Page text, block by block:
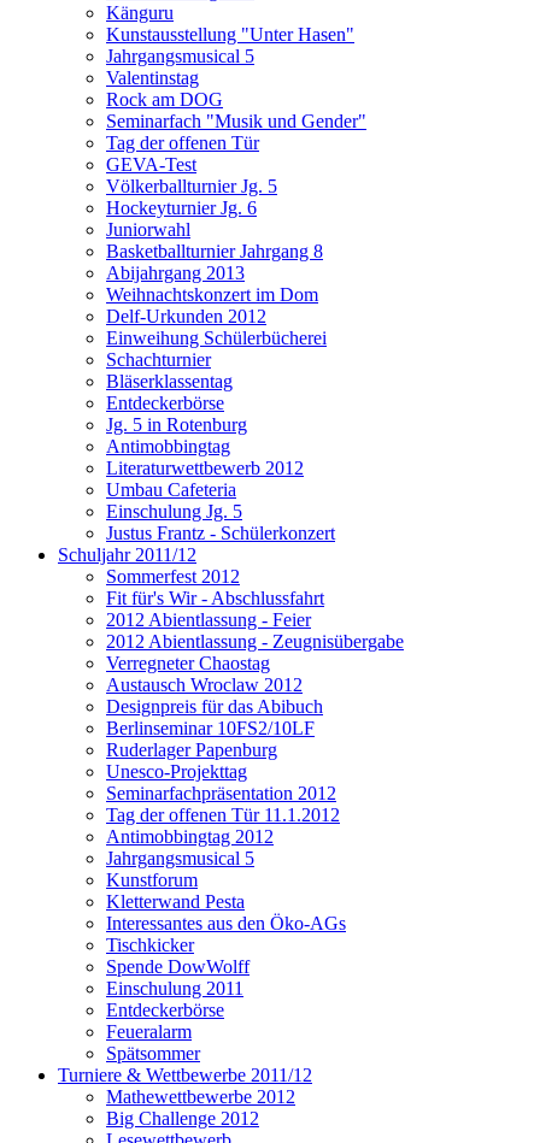
Känguru
Kunstausstellung "Unter Hasen"
Jahrgangsmusical 5
Valentinstag
Rock am DOG
Seminarfach "Musik und Gender"
Tag der offenen Tür
GEVA-Test
Völkerballturnier Jg. 5
Hockeyturnier Jg. 6
Juniorwahl
Basketballturnier Jahrgang 8
Abijahrgang 2013
Weihnachtskonzert im Dom
Delf-Urkunden 2012
Einweihung Schülerbücherei
Schachturnier
Bläserklassentag
Entdeckerbörse
Jg. 5 in Rotenburg
Antimobbingtag
Literaturwettbewerb 2012
Umbau Cafeteria
Einschulung Jg. 5
Justus Frantz - Schülerkonzert
Schuljahr 2011/12
Sommerfest 2012
Fit für's Wir - Abschlussfahrt
2012 Abientlassung - Feier
2012 Abientlassung - Zeugnisübergabe
Verregneter Chaostag
Austausch Wroclaw 2012
Designpreis für das Abibuch
Berlinseminar 10FS2/10LF
Ruderlager Papenburg
Unesco-Projekttag
Seminarfachpräsentation 2012
Tag der offenen Tür 11.1.2012
Antimobbingtag 2012
Jahrgangsmusical 5
Kunstforum
Kletterwand Pesta
Interessantes aus den Öko-AGs
Tischkicker
Spende DowWolff
Einschulung 2011
Entdeckerbörse
Feueralarm
Spätsommer
Turniere & Wettbewerbe 2011/12
Mathewettbewerbe 2012
Big Challenge 2012